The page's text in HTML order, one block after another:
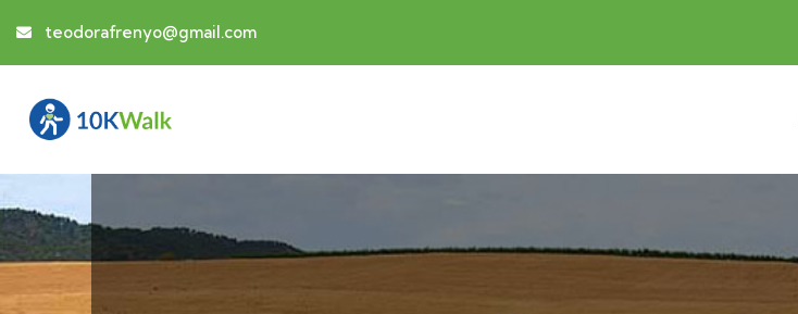
teodorafrenyo@gmail.com